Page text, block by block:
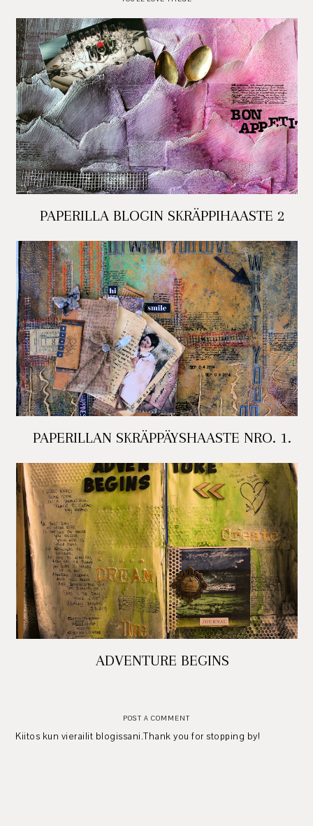
PAPERILLA BLOGIN SKRÄPPIHAASTE 2
PAPERILLAN SKRÄPPÄYSHAASTE NRO. 1.
ADVENTURE BEGINS
POST A COMMENT
Kiitos kun vierailit blogissani.Thank you for stopping by!